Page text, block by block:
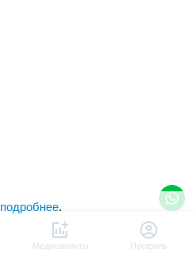
Медикаменты Профиль
подробнее.